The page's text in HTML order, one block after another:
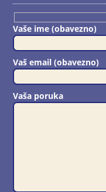
Vaše ime (obavezno)
Vaš email (obavezno)
Vaša poruka